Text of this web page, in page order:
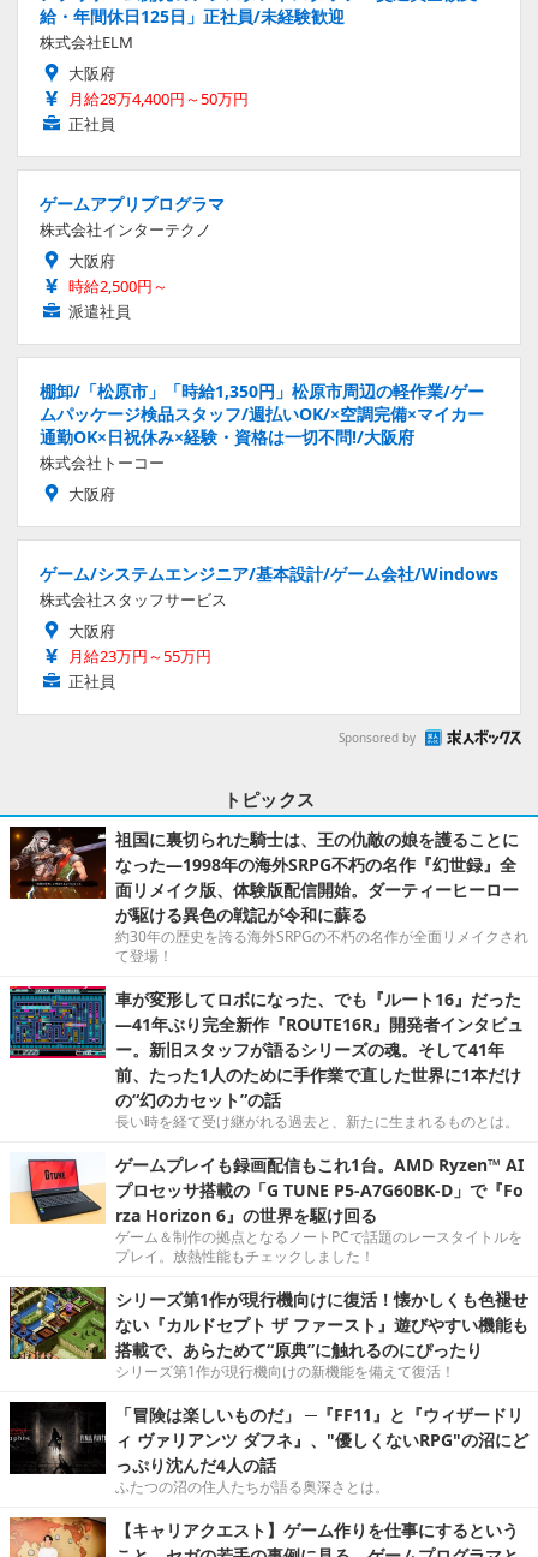
給・年間休日125日」正社員/未経験歓迎
株式会社ELM
大阪府
月給28万4,400円～50万円
正社員
ゲームアプリプログラマ
株式会社インターテクノ
大阪府
時給2,500円～
派遣社員
棚卸/「松原市」「時給1,350円」松原市周辺の軽作業/ゲー
ムパッケージ検品スタッフ/週払いOK/×空調完備×マイカー
通勤OK×日祝休み×経験・資格は一切不問!/大阪府
株式会社トーコー
大阪府
ゲーム/システムエンジニア/基本設計/ゲーム会社/Windows
株式会社スタッフサービス
大阪府
月給23万円～55万円
正社員
Sponsored by
トピックス
祖国に裏切られた騎士は、王の仇敵の娘を護ることに
なった―1998年の海外SRPG不朽の名作『幻世録』全
面リメイク版、体験版配信開始。ダーティーヒーロー
が駆ける異色の戦記が令和に蘇る
約30年の歴史を誇る海外SRPGの不朽の名作が全面リメイクされ
て登場！
車が変形してロボになった、でも『ルート16』だった
―41年ぶり完全新作『ROUTE16R』開発者インタビュ
ー。新旧スタッフが語るシリーズの魂。そして41年
前、たった1人のために手作業で直した世界に1本だけ
の“幻のカセット”の話
長い時を経て受け継がれる過去と、新たに生まれるものとは。
ゲームプレイも録画配信もこれ1台。AMD Ryzen™ AI
プロセッサ搭載の「G TUNE P5-A7G60BK-D」で『Fo
rza Horizon 6』の世界を駆け回る
ゲーム＆制作の拠点となるノートPCで話題のレースタイトルを
プレイ。放熱性能もチェックしました！
シリーズ第1作が現行機向けに復活！懐かしくも色褪せ
ない『カルドセプト ザ ファースト』遊びやすい機能も
搭載で、あらためて“原典”に触れるのにぴったり
シリーズ第1作が現行機向けの新機能を備えて復活！
「冒険は楽しいものだ」 ─『FF11』と『ウィザードリ
ィ ヴァリアンツ ダフネ』、"優しくないRPG"の沼にど
っぷり沈んだ4人の話
ふたつの沼の住人たちが語る奥深さとは。
【キャリアクエスト】ゲーム作りを仕事にするという